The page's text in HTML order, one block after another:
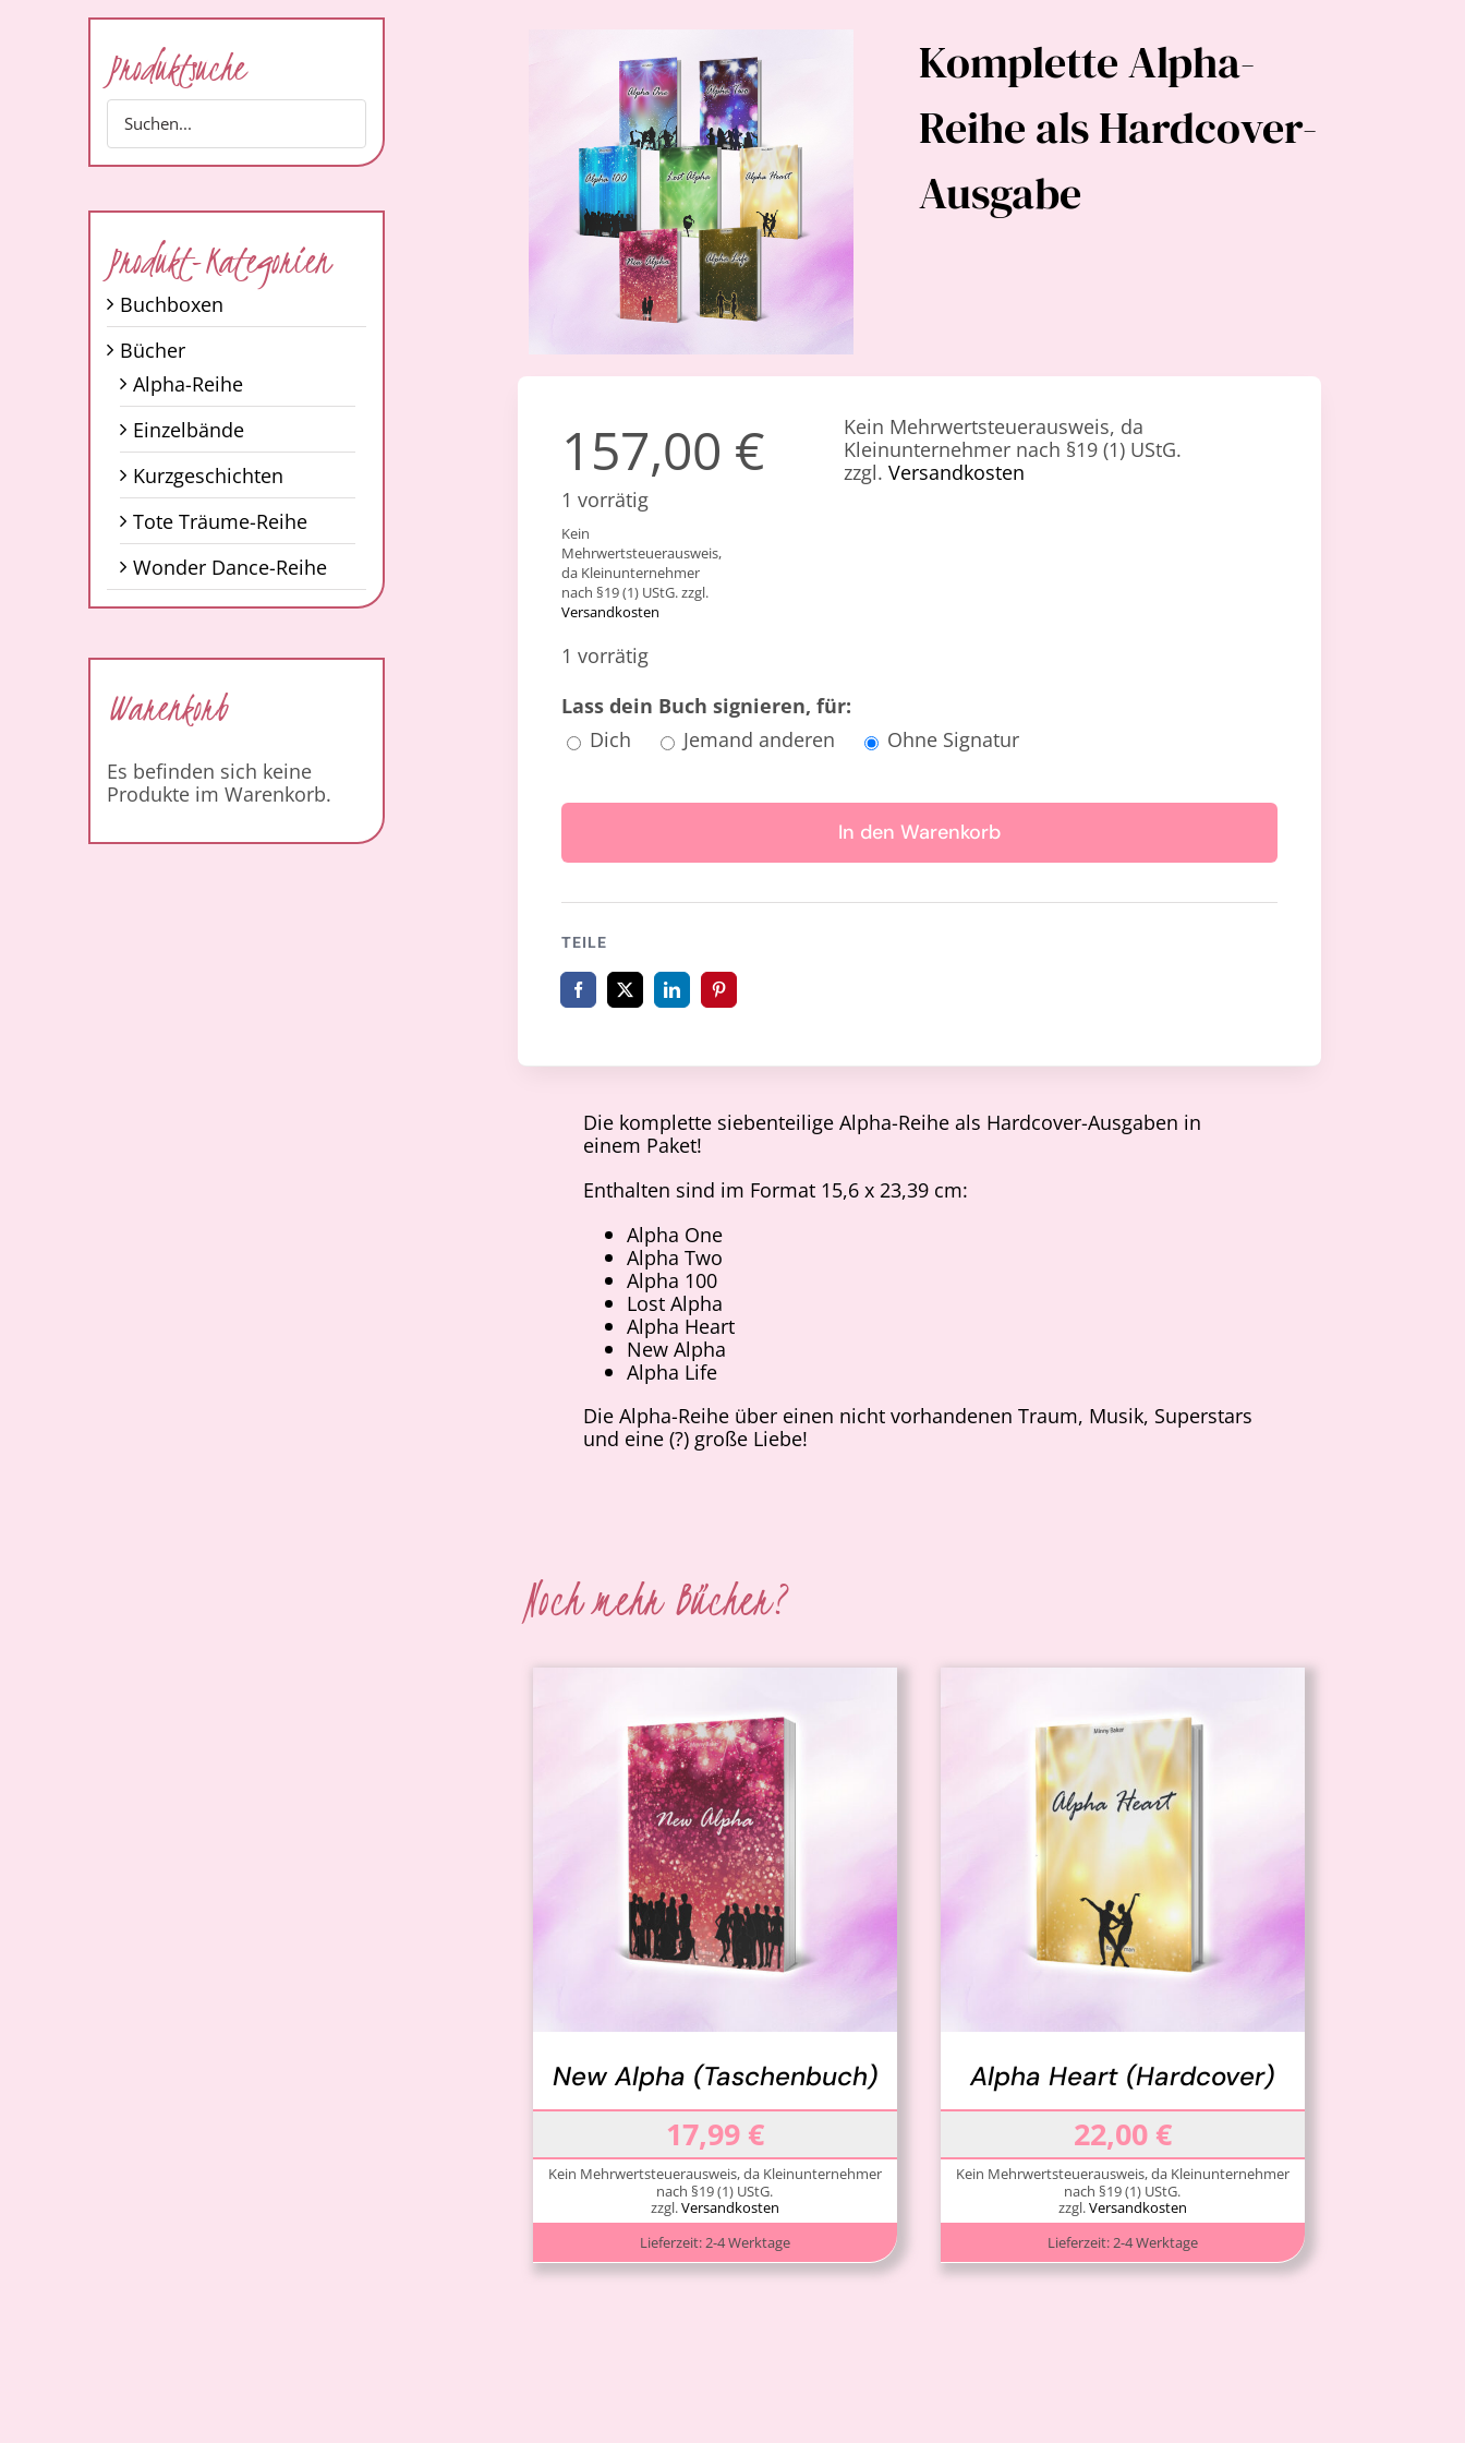
Komplette Alpha-
Reihe als Hardcover-
Ausgabe
157,00 €
1 vorrätig
Kein
Mehrwertsteuerausweis,
da Kleinunternehmer
nach §19 (1) UStG.zzgl.
Versandkosten
Kein Mehrwertsteuerausweis, da
Kleinunternehmer nach §19 (1) UStG.
zzgl. Versandkosten
1 vorrätig
Lass dein Buch signieren, für:
Dich
Jemand anderen Ohne Signatur
Alpha-
Reihe
als
Ausgabe
In den Warenkorb
TEILE
Die komplette siebenteilige Alpha-Reihe als Hardcover-Ausgaben in
einem Paket!
Enthalten sind im Format 15,6 x 23,39 cm:
Alpha One
Alpha Two
Alpha 100
Lost Alpha
Alpha Heart
New Alpha
Alpha Life
Die Alpha-Reihe über einen nicht vorhandenen Traum, Musik, Superstars
und eine (?) große Liebe!
Noch mehr Bücher?
IN DEN WARENKORB / DETAILS
New Alpha (Taschenbuch)
17,99 €
Kein Mehrwertsteuerausweis, da Kleinunternehmer
nach §19 (1) UStG.
zzgl.Versandkosten
Lieferzeit:2-4 Werktage
IN DEN WARENKORB /
Alpha Heart (Hardcover)
22,00 €
Kein Mehrwertsteuerausweis, da Kleinunternehmer
nach §19 (1) UStG.
zzgl.Versandkosten
Lieferzeit:2-4 Werktage
Produktsuche
Produkt-Kategorien
Buchboxen
Bücher
Alpha-Reihe
Einzelbände
Kurzgeschichten
Tote Träume-Reihe
Wonder Dance-Reihe
Warenkorb
Es befinden sich keine
Produkte im Warenkorb.